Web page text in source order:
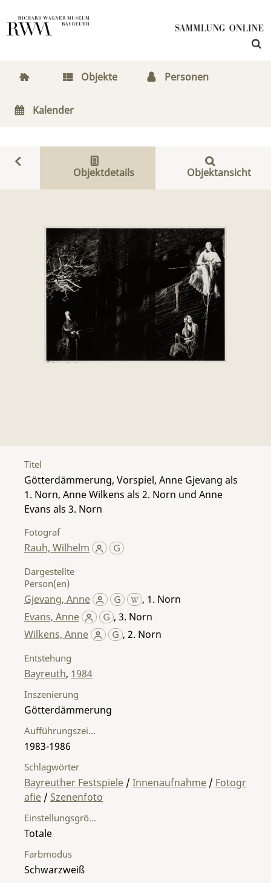
Objekte Personen
Kalender
Objektdetails Objektansicht
Titel
Götterdämmerung, Vorspiel, Anne Gjevang als
1. Norn, Anne Wilkens als 2. Norn und Anne
Evans als 3. Norn
Fotograf
Rauh, Wilhelm
Dargestellte
Person(en)
Gjevang, Anne , 1. Norn
Evans, Anne
,3. Norn
Wilkens, Anne
,2. Norn
Entstehung
Bayreuth, 1984
Einstellungsgröße
Totale
Farbmodus
Schwarzweiß
Inszenierung
Götterdämmerung
Aufführungszeitraum
1983-1986
Schlagwörter
Bayreuther Festspiele / Innenaufnahme / Fotogr
afie / Szenenfoto